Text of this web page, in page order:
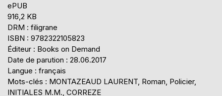
ePUB
916,2 KB
DRM : filigrane
ISBN : 9782322105823
Éditeur : Books on Demand
Date de parution : 28.06.2017
Langue : français
Mots-clés : MONTAZEAUD LAURENT, Roman, Policier,
INITIALES M.M., CORREZE